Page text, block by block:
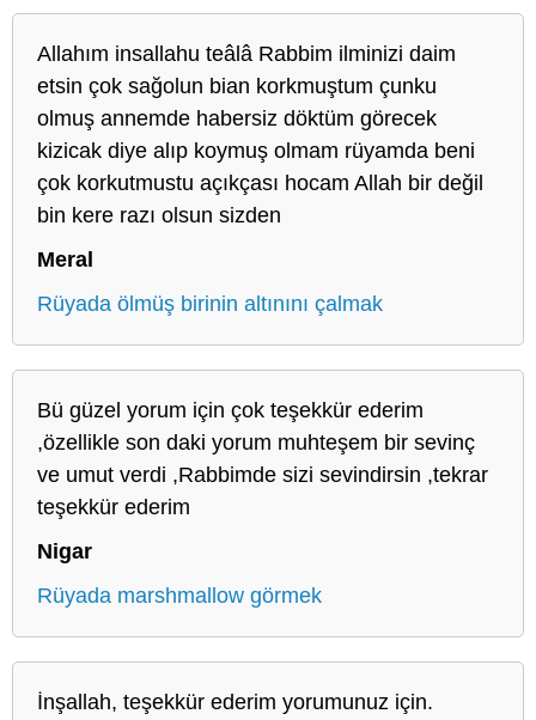
Allahım insallahu teâlâ Rabbim ilminizi daim
etsin çok sağolun bian korkmuştum çunku
olmuş annemde habersiz döktüm görecek
kizicak diye alıp koymuş olmam rüyamda beni
çok korkutmustu açıkçası hocam Allah bir değil
bin kere razı olsun sizden
Meral
Rüyada ölmüş birinin altınını çalmak
Bü güzel yorum için çok teşekkür ederim
,özellikle son daki yorum muhteşem bir sevinç
ve umut verdi ,Rabbimde sizi sevindirsin ,tekrar
teşekkür ederim
Nigar
Rüyada marshmallow görmek
İnşallah, teşekkür ederim yorumunuz için.